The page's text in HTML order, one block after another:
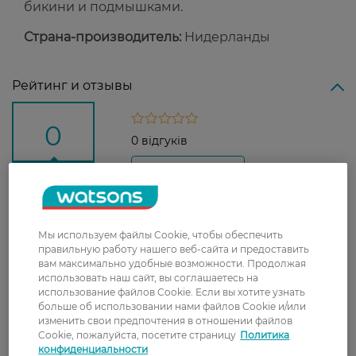
бикини и подмышками.
Страна-производитель: Нидерланды
Рейтинг и отзывы
0 0 відгуків
Новая почта
В отделение Новой почты - 99 грн, бесплатно
от 699 грн
Укрпочта
Стоимость доставки – 79 грн, бесплатная
Мы используем файлы Cookie, чтобы обеспечить
правильную работу нашего веб-сайта и предоставить
вам максимально удобные возможности. Продолжая
использовать наш сайт, вы соглашаетесь на
использование файлов Cookie. Если вы хотите узнать
больше об использовании нами файлов Cookie и/или
изменить свои предпочтения в отношении файлов
Cookie, пожалуйста, посетите страницу Политика
конфиденциальности